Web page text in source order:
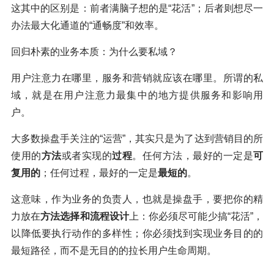
这其中的区别是：前者满脑子想的是“花活”；后者则想尽一
办法最大化通道的“通畅度”和效率。
回归朴素的业务本质：为什么要私域？
用户注意力在哪里，服务和营销就应该在哪里。所谓的私
域，就是在用户注意力最集中的地方提供服务和影响用
户。
大多数操盘手关注的“运营”，其实只是为了达到营销目的所
使用的方法或者实现的过程。任何方法，最好的一定是可
复用的 ；任何过程，最好的一定是最短的。
这意味，作为业务的负责人，也就是操盘手，要把你的精
力放在方法选择和流程设计上：你必须尽可能少搞“花活”，
以降低要执行动作的多样性；你必须找到实现业务目的的
最短路径，而不是无目的的拉长用户生命周期。